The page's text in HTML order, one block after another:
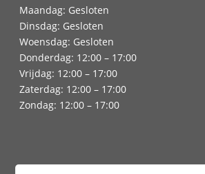
Maandag: Gesloten
Dinsdag: Gesloten
Woensdag: Gesloten
Donderdag: 12:00 – 17:00
Vrijdag: 12:00 – 17:00
Zaterdag: 12:00 – 17:00
Zondag: 12:00 – 17:00